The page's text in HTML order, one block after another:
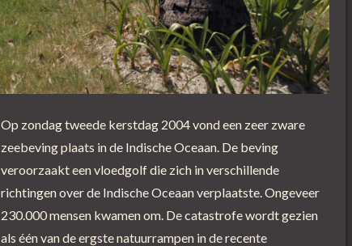
Op zondag tweede kerstdag 2004 vond een zeer zware
zeebeving plaats in de Indische Oceaan. De beving
veroorzaakt een vloedgolf die zich in verschillende
richtingen over de Indische Oceaan verplaatste. Ongeveer
230.000 mensen kwamen om. De catastrofe wordt gezien
als één van de ergste natuurrampen in de recente